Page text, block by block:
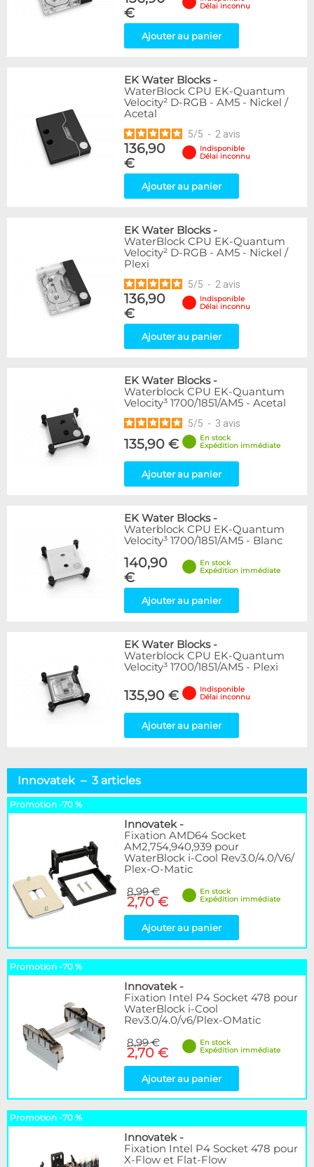
€
Délai inconnu
Ajouter au panier
EK Water Blocks-
WaterBlock CPU EK-Quantum
Velocity² D-RGB - AM5 - Nickel /
Acetal
5/5 - 2 avis
136,90
€
Indisponible
Délai inconnu
Ajouter au panier
EK Water Blocks-
WaterBlock CPU EK-Quantum
Velocity² D-RGB - AM5 - Nickel /
Plexi
5/5 - 2 avis
136,90
€
Indisponible
Délai inconnu
Ajouter au panier
EK Water Blocks-
Waterblock CPU EK-Quantum
Velocity³ 1700/1851/AM5 - Acetal
5/5 - 3 avis
135,90 €
En stock
Expédition immédiate
Ajouter au panier
EK Water Blocks-
Waterblock CPU EK-Quantum
Velocity³ 1700/1851/AM5 - Blanc
140,90
€
En stock
Expédition immédiate
Ajouter au panier
EK Water Blocks-
Waterblock CPU EK-Quantum
Velocity³ 1700/1851/AM5 - Plexi
135,90 €
Indisponible
Délai inconnu
Ajouter au panier
Innovatek – 3 articles
Promotion -70 %
Innovatek-
Fixation AMD64 Socket
AM2,754,940,939 pour
WaterBlock i-Cool Rev3.0/4.0/V6/
Plex-O-Matic
8,99 €
2,70 €
En stock
Expédition immédiate
Ajouter au panier
Promotion -70 %
Innovatek-
Fixation Intel P4 Socket 478 pour
WaterBlock i-Cool
Rev3.0/4.0/v6/Plex-OMatic
8,99 €
2,70 €
En stock
Expédition immédiate
Ajouter au panier
Promotion -70 %
Innovatek-
Fixation Intel P4 Socket 478 pour
X-Flow et Flat-Flow